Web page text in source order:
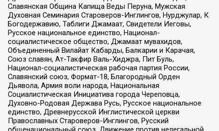
Славянская Община Капища Веды Перуна, Мужская
Духовная Семинария Староверов-Инглингов, Нурджулар, К
Богодержавию, Таблиги Джамаат, Свидетели Иеговы,
Русское национальное единство, Национал-
социалистическое общество, Джамаат мувахидов,
Объединенный Вилайат Кабарды, Балкарии и Карачая,
Союз славян, Ат-Такфир Валь-Хиджра, Пит Буль,
Национал-социалистическая рабочая партия России,
Славянский союз, Формат-18, Благородный Орден
Дьявола, Армия воли народа, Национальная
Социалистическая Инициатива города Череповца,
Духовно-Родовая Держава Русь, Русское национальное
единство, Древнерусской Инглистической церкви
Православных Староверов-Инглингов, Русский